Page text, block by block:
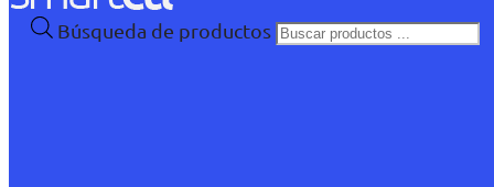
Búsqueda de productos